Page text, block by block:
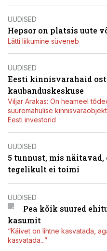
UUDISED
Hepsor on platsis uute
Lätti liikumine süveneb
UUDISED
Eesti kinnisvarahaid
kaubanduskeskuse
Viljar Arakas: On heameel
suuremahulise
Eesti investorid
UUDISED
5 tunnust, mis
tegelikult ei toimi
UUDISED
Pea kõik suured
kasumit
“Käivet on lihtne kasvatada,
kasvatada...”